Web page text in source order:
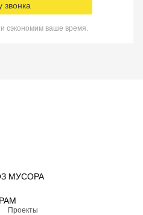
звонка
сэкономим ваше время.
МУСОРА
Проекты